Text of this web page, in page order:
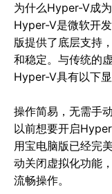
为什么Hyper-V成
Hyper-V是微软开
版提供了底层支持
和稳定。与传统的
Hyper-V具有以下显
操作简易，无需手
以前想要开启
用宝电脑版已经完
动关闭虚拟化功能
流畅操作。